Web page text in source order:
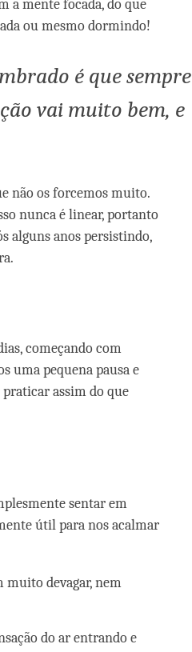
a mente focada, do que
ou mesmo dormindo!
é quesempre
vai muito bem, e
não os forcemos muito.
nunca é linear, portanto
alguns anos persistindo,
começando com
uma pequena pausa e
assim do que
sentar em
útil para nos acalmar
devagar, nem
do ar entrando e